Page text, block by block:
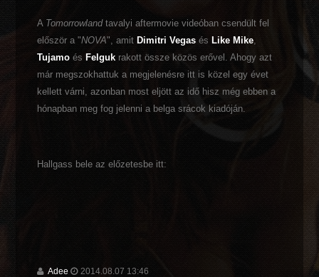
A Tomorrowlandtavalyi aftermovie videóban csendült fel
először a "NOVA", amit Dimitri Vegas és Like Mike,
Tujamo és Felguk rakott össze közös erővel. Ahogy azt
már megszokhattuk a megjelenésre itt is közel egy évet
kellett várni, azonban most eljött az idő hisz még ebben a
hónapban meg fog jelenni a belga srácok kiadóján.
Hallgass bele az előzetesbe itt:
Adee 2014.08.07 13:46